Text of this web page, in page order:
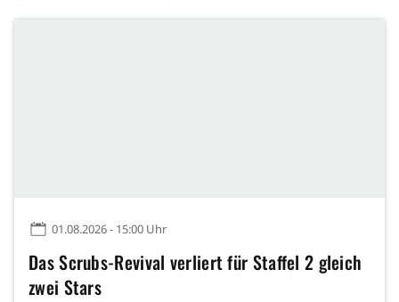
01.08.2026 - 15:00 Uhr
Das Scrubs-Revival verliert für Staffel 2 gleich
zwei Stars